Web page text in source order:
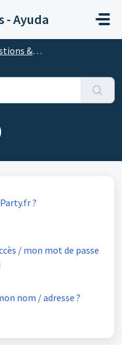
- Ayuda
les plus importantes
?
/ mon mot de passe
nom / adresse ?